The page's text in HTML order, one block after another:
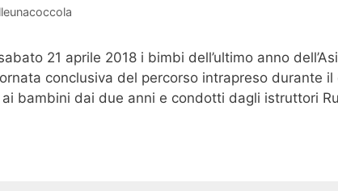
21 aprile 2018 i bimbi dell’ultimo anno
conclusiva del percorso intrapreso durante
bambini dai due anni e condotti dagli istruttori